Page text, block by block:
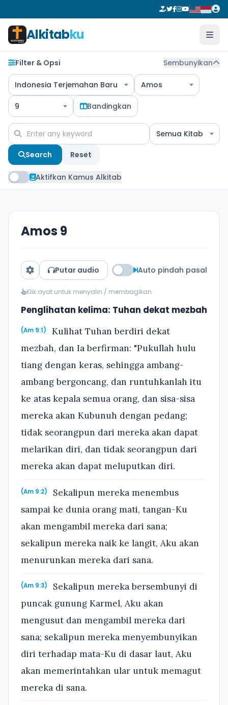
Alkitabku
Filter & Opsi Sembunyikan
Indonesia Terjemahan Baru Amos
9 Bandingkan
Semua Kitab
Search Reset
Aktifkan Kamus Alkitab
Amos 9
Putar audio Auto pindah pasal
Klik ayat untuk menyalin / membagikan
Penglihatan kelima: Tuhan dekat mezbah
(Am 9:1)
Kulihat Tuhan berdiri dekat
mezbah, dan Ia berfirman: "Pukullah hulu
tiang dengan keras, sehingga ambang-
ambang bergoncang, dan runtuhkanlah itu
ke atas kepala semua orang, dan sisa-sisa
mereka akan Kubunuh dengan pedang;
tidak seorangpun dari mereka akan dapat
melarikan diri, dan tidak seorangpun dari
mereka akan dapat meluputkan diri.
(Am 9:2)
Sekalipun mereka menembus
sampai ke dunia orang mati, tangan-Ku
akan mengambil mereka dari sana;
sekalipun mereka naik ke langit, Aku akan
menurunkan mereka dari sana.
(Am 9:3)
Sekalipun mereka bersembunyi di
puncak gunung Karmel, Aku akan
mengusut dan mengambil mereka dari
sana; sekalipun mereka menyembunyikan
diri terhadap mata-Ku di dasar laut, Aku
akan memerintahkan ular untuk memagut
mereka di sana.